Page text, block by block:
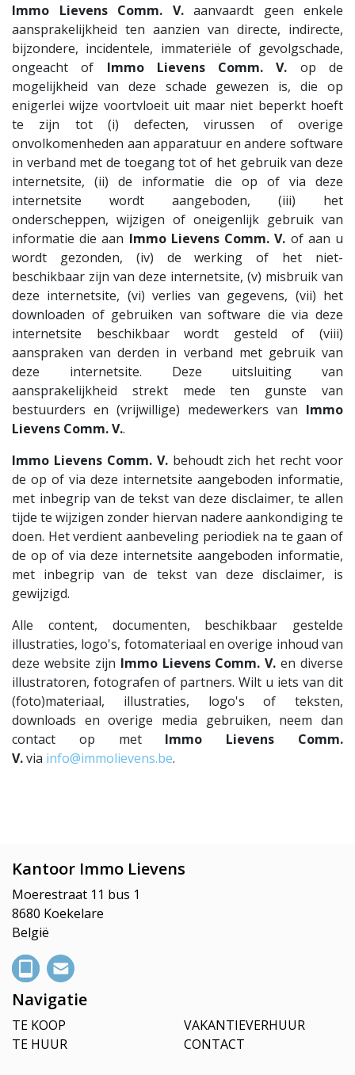
Immo Lievens Comm. V.aanvaardt geen enkele
aansprakelijkheid ten aanzien van directe, indirecte,
bijzondere, incidentele, immateriële of gevolgschade,
ongeacht of Immo Lievens Comm. V. op de
mogelijkheid van deze schade gewezen is, die op
enigerlei wijze voortvloeit uit maar niet beperkt hoeft
te zijn tot (i) defecten, virussen of overige
onvolkomenheden aan apparatuur en andere software
in verband met de toegang tot of het gebruik van deze
internetsite, (ii) de informatie die op of via deze
internetsite wordt aangeboden, (iii) het
onderscheppen, wijzigen of oneigenlijk gebruik van
informatie die aan Immo Lievens Comm. V. of aan u
wordt gezonden, (iv) de werking of het niet-
beschikbaar zijn van deze internetsite, (v) misbruik van
deze internetsite, (vi) verlies van gegevens, (vii) het
downloaden of gebruiken van software die via deze
internetsite beschikbaar wordt gesteld of (viii)
aanspraken van derden in verband met gebruik van
deze internetsite. Deze uitsluiting van
aansprakelijkheid strekt mede ten gunste van
bestuurders en (vrijwillige) medewerkers van Immo
Lievens Comm. V..
Immo Lievens Comm. V.behoudt zich het recht voor
de op of via deze internetsite aangeboden informatie,
met inbegrip van de tekst van deze disclaimer, te allen
tijde te wijzigen zonder hiervan nadere aankondiging te
doen. Het verdient aanbeveling periodiek na te gaan of
de op of via deze internetsite aangeboden informatie,
met inbegrip van de tekst van deze disclaimer, is
gewijzigd.
Alle content, documenten, beschikbaar gestelde
illustraties, logo's, fotomateriaal en overige inhoud van
deze website zijn Immo Lievens Comm. V. en diverse
illustratoren, fotografen of partners. Wilt u iets van dit
(foto)materiaal, illustraties, logo's of teksten,
downloads en overige media gebruiken, neem dan
contact op met Immo Lievens Comm.
V.via info@immolievens.be.
Kantoor Immo Lievens
Moerestraat 11 bus 1
8680 Koekelare
België
Navigatie
TE KOOP
TE HUUR
VAKANTIEVERHUUR
CONTACT